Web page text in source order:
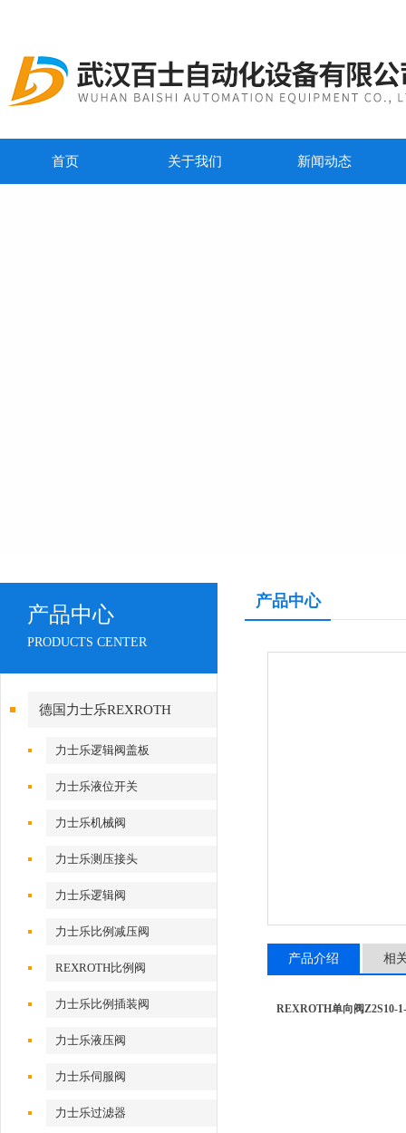
首页 关于我们 新闻动态
产品中心
PRODUCTS CENTER
德国力士乐REXROTH
力士乐逻辑阀盖板
力士乐液位开关
力士乐机械阀
力士乐测压接头
力士乐逻辑阀
力士乐比例减压阀
REXROTH比例阀
力士乐比例插装阀
力士乐液压阀
力士乐伺服阀
力士乐过滤器
产品中心
产品介绍 相
REXROTH单向阀Z2S10-